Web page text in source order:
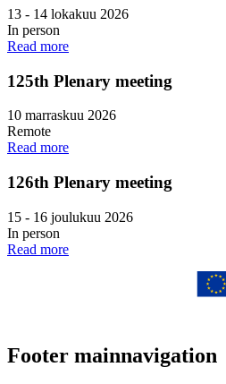
13 - 14 lokakuu 2026
In person
Read more
125th Plenary meeting
10 marraskuu 2026
Remote
Read more
126th Plenary meeting
15 - 16 joulukuu 2026
In person
Read more
Footer mainnavigation